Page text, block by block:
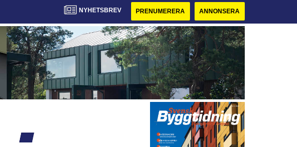
NYHETSBREV PRENUMERERA ANNONSERA